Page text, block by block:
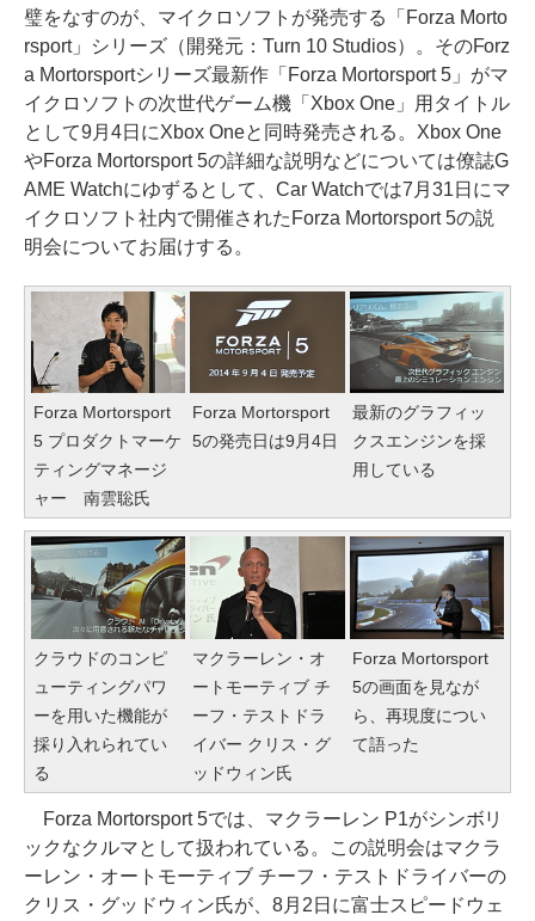
璧をなすのが、マイクロソフトが発売する「Forza Morto
rsport」シリーズ（開発元：Turn 10 Studios）。そのForz
a Mortorsportシリーズ最新作「Forza Mortorsport 5」がマ
イクロソフトの次世代ゲーム機「Xbox One」用タイトル
として9月4日にXbox Oneと同時発売される。Xbox One
やForza Mortorsport 5の詳細な説明などについては僚誌G
AME Watchにゆずるとして、Car Watchでは7月31日にマ
イクロソフト社内で開催されたForza Mortorsport 5の説
明会についてお届けする。
Forza Mortorsport
5 プロダクトマーケ
ティングマネージ
ャー 南雲聡氏
Forza Mortorsport
5の発売日は9月4日
最新のグラフィッ
クスエンジンを採
用している
クラウドのコンピ
ューティングパワ
ーを用いた機能が
採り入れられてい
る
マクラーレン・オ
ートモーティブ チ
ーフ・テストドラ
イバー クリス・グ
ッドウィン氏
Forza Mortorsport
5の画面を見なが
ら、再現度につい
て語った
Forza Mortorsport 5では、マクラーレン P1がシンボリ
ックなクルマとして扱われている。この説明会はマクラ
ーレン・オートモーティブ チーフ・テストドライバーの
クリス・グッドウィン氏が、8月2日に富士スピードウェ